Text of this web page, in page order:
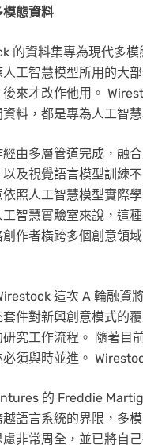
態資料
的資料集專為現代多
工智慧模型所用的大
來才改作他用。
料，都是專為人工智
經由多層管道完成，融
及視覺語言模型訓練
依照人工智慧模型實際
智慧實驗室來說，這
作者橫跨多個創意領
這次 A 輪融資
件對新興創意模式的
研究工作流程。 隨著目
須與時並進。
的 Freddie
越語言系統的界限，多
非常周全，並已將自